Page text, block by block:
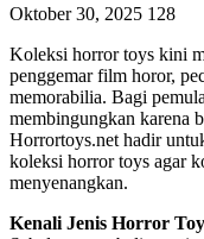
Oktober 30, 2025 128
Koleksi horror toys kini
penggemar film horor,
memorabilia. Bagi
membingungkan karena
Horrortoys.net hadir
koleksi horror toys agar
menyenangkan.
Kenali Jenis Horror